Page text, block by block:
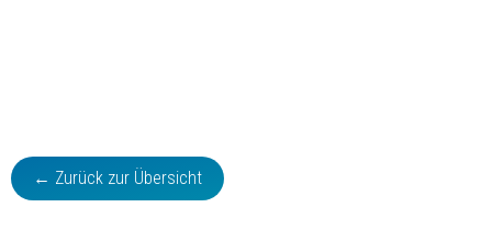
← Zurück zur Übersicht